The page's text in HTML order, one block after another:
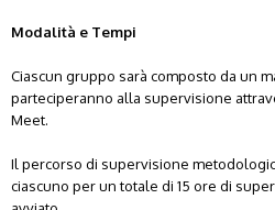
Modalità e Tempi
Ciascun gruppo sarà composto da un
parteciperanno alla supervisione
Meet.
Il percorso di supervisione
ciascuno per un totale di 15 ore di